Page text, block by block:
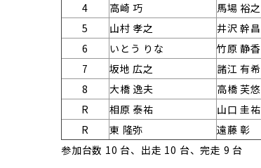
4
高崎 巧 馬場 裕之
5
山村 孝之 井沢 幹昌
6
いとう りな 竹原 静香
7
坂地 広之 諸江 有希
8
大橋 逸夫 高橋 芙悠
R
相原 泰祐 山口 圭祐
R
東 隆弥 遠藤 彰
参加台数 10 台、出走 10 台、完走 9 台